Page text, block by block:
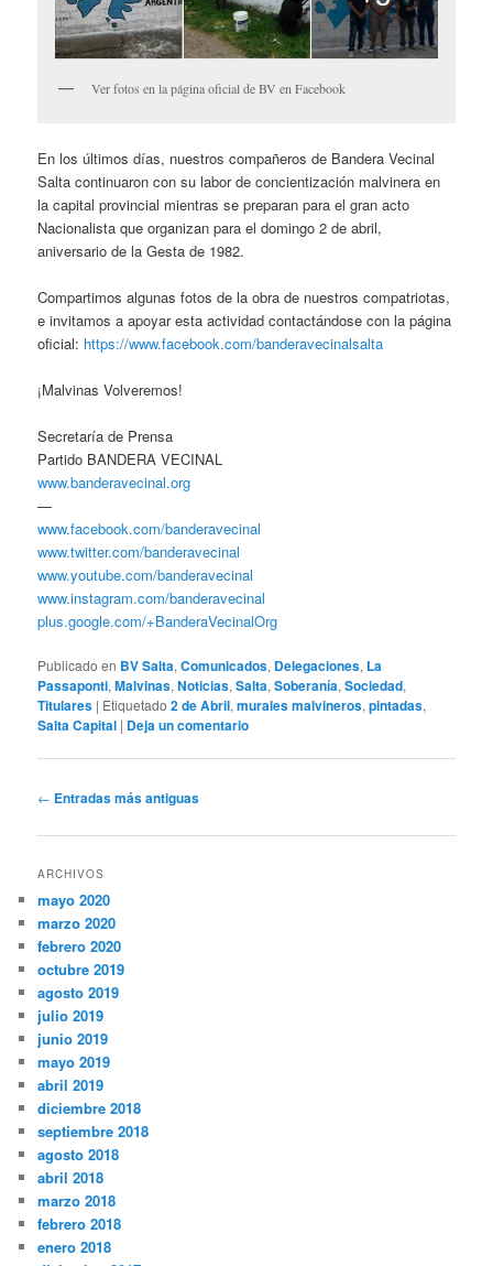
Ver fotos en la página oficial de BV en Facebook
En los últimos días, nuestros compañeros de Bandera Vecinal
Salta continuaron con su labor de concientización malvinera en
la capital provincial mientras se preparan para el gran acto
Nacionalista que organizan para el domingo 2 de abril,
aniversario de la Gesta de 1982.
Compartimos algunas fotos de la obra de nuestros compatriotas,
e invitamos a apoyar esta actividad contactándose con la página
oficial: https://www.facebook.com/banderavecinalsalta
¡Malvinas Volveremos!
Secretaría de Prensa
Partido BANDERA VECINAL
www.banderavecinal.org
—
www.facebook.com/banderavecinal
www.twitter.com/banderavecinal
www.youtube.com/banderavecinal
www.instagram.com/banderavecinal
plus.google.com/+BanderaVecinalOrg
Publicado en BV Salta,Comunicados, Delegaciones, La
Passaponti,Malvinas,Noticias,Salta,Soberanía,Sociedad,
Titulares | Etiquetado 2 de Abril,murales malvineros,pintadas,
Salta Capital | Deja un comentario
Navegación
entradas
← Entradas más antiguas
ARCHIVOS
mayo 2020
marzo 2020
febrero 2020
octubre 2019
agosto 2019
julio 2019
junio 2019
mayo 2019
abril 2019
diciembre 2018
septiembre 2018
agosto 2018
abril 2018
marzo 2018
febrero 2018
enero 2018